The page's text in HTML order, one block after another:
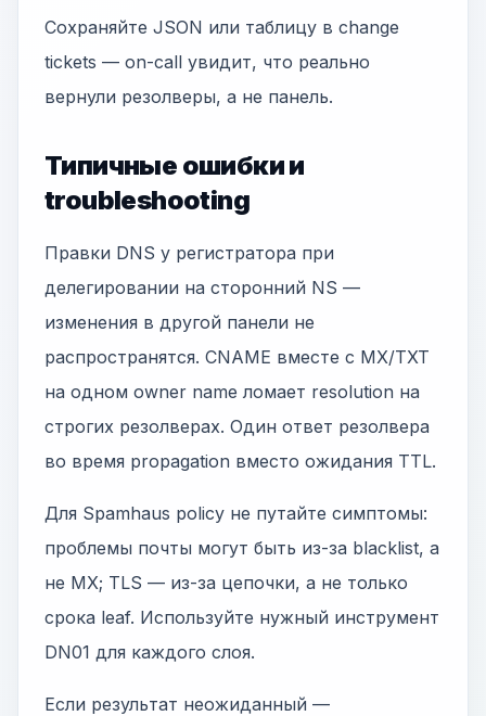
Сохраняйте JSON или таблицу в change
tickets — on-call увидит, что реально
вернули резолверы, а не панель.
Типичные ошибки и
troubleshooting
Правки DNS у регистратора при
делегировании на сторонний NS —
изменения в другой панели не
распространятся. CNAME вместе с MX/TXT
на одном owner name ломает resolution на
строгих резолверах. Один ответ резолвера
во время propagation вместо ожидания TTL.
Для Spamhaus policy не путайте симптомы:
проблемы почты могут быть из-за blacklist, а
не MX; TLS — из-за цепочки, а не только
срока leaf. Используйте нужный инструмент
DN01 для каждого слоя.
Если результат неожиданный —